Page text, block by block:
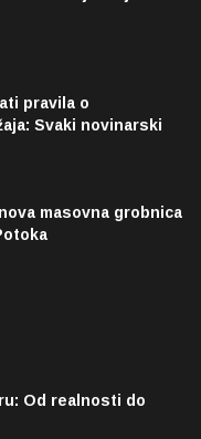
pravila o
Svaki novinarski
masovna grobnica
Od realnosti do